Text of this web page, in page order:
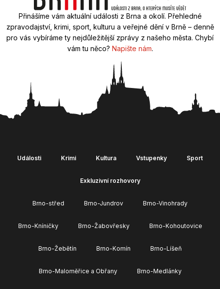
Přinášíme vám aktuální události z Brna a okolí. Přehledné
zpravodajství, krimi, sport, kulturu a veřejné dění v Brně – denně
pro vás vybíráme ty nejdůležitější zprávy z našeho města. Chybí
vám tu něco? Napište nám.
Události Krimi Kultura Vstupenky Sport
Exkluzivní rozhovory
Brno-střed Brno-Jundrov Brno-Vinohrady
Brno-Kníničky Brno-Žabovřesky Brno-Kohoutovice
Brno-Žebětín Brno-Komín Brno-Líšeň
Brno-Maloměřice a Obřany Brno-Medlánky